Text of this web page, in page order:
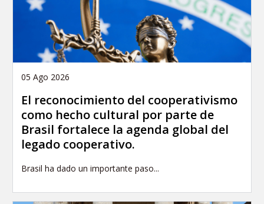
05 Ago 2026
El reconocimiento del cooperativismo
como hecho cultural por parte de
Brasil fortalece la agenda global del
legado cooperativo.
Brasil ha dado un importante paso...